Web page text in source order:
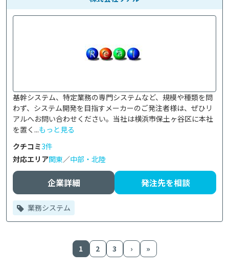
基幹システム、特定業務の専門システムなど、規模や種類を問
わず、システム開発を目指すメーカーのご発注者様は、ぜひリ
アルへお問い合わせください。当社は横浜市保土ヶ谷区に本社
を置く...もっと見る
クチコミ3件
対応エリア関東／中部・北陸
企業詳細 発注先を相談
業務システム
1 2 3 › »